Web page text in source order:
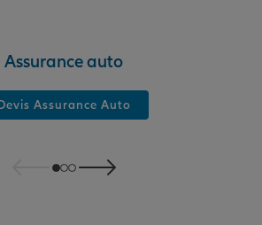
Assurance auto
Assurance Auto